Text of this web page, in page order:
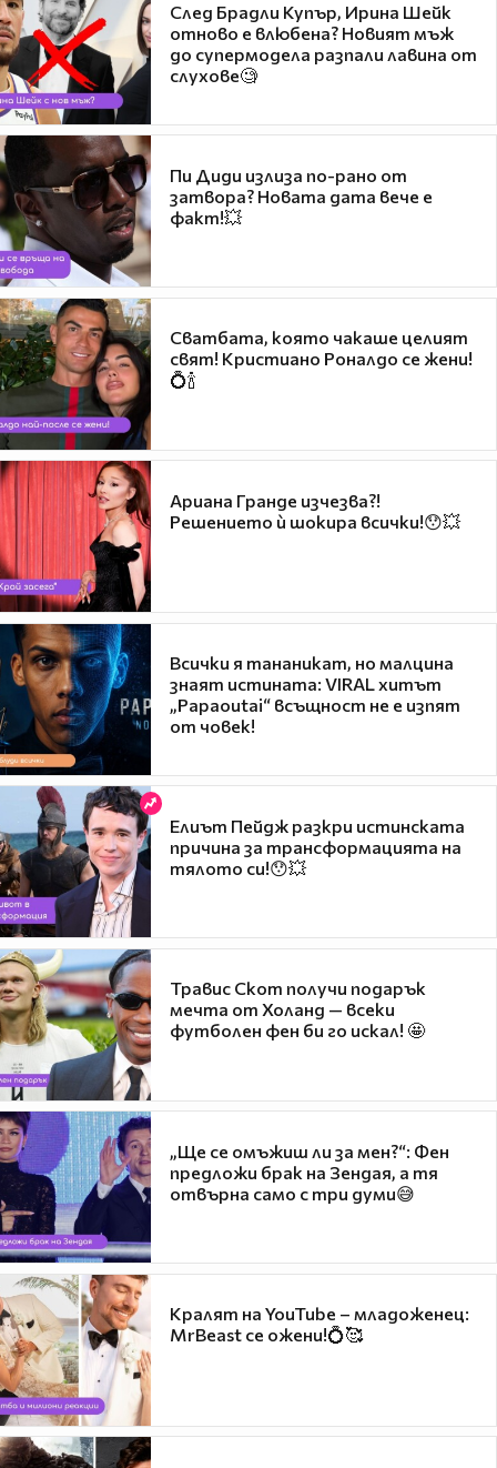
След Брадли Купър, Ирина Шейк
отново е влюбена? Новият мъж
до супермодела разпали лавина от
слухове🧐
Пи Диди излиза по-рано от
затвора? Новата дата вече е
факт!💥
Сватбата, която чакаше целият
свят! Кристиано Роналдо се жени!
💍🍾
Ариана Гранде изчезва?!
Решението ѝ шокира всички!😯💥
Всички я тананикат, но малцина
знаят истината: VIRAL хитът
„Papaoutai“ всъщност не е изпят
от човек!
Елиът Пейдж разкри истинската
причина за трансформацията на
тялото си!😯💥
Травис Скот получи подарък
мечта от Холанд — всеки
футболен фен би го искал! 🤩
„Ще се омъжиш ли за мен?“: Фен
предложи брак на Зендая, а тя
отвърна само с три думи😅
Кралят на YouTube – младоженец:
MrBeast се ожени!💍🥰